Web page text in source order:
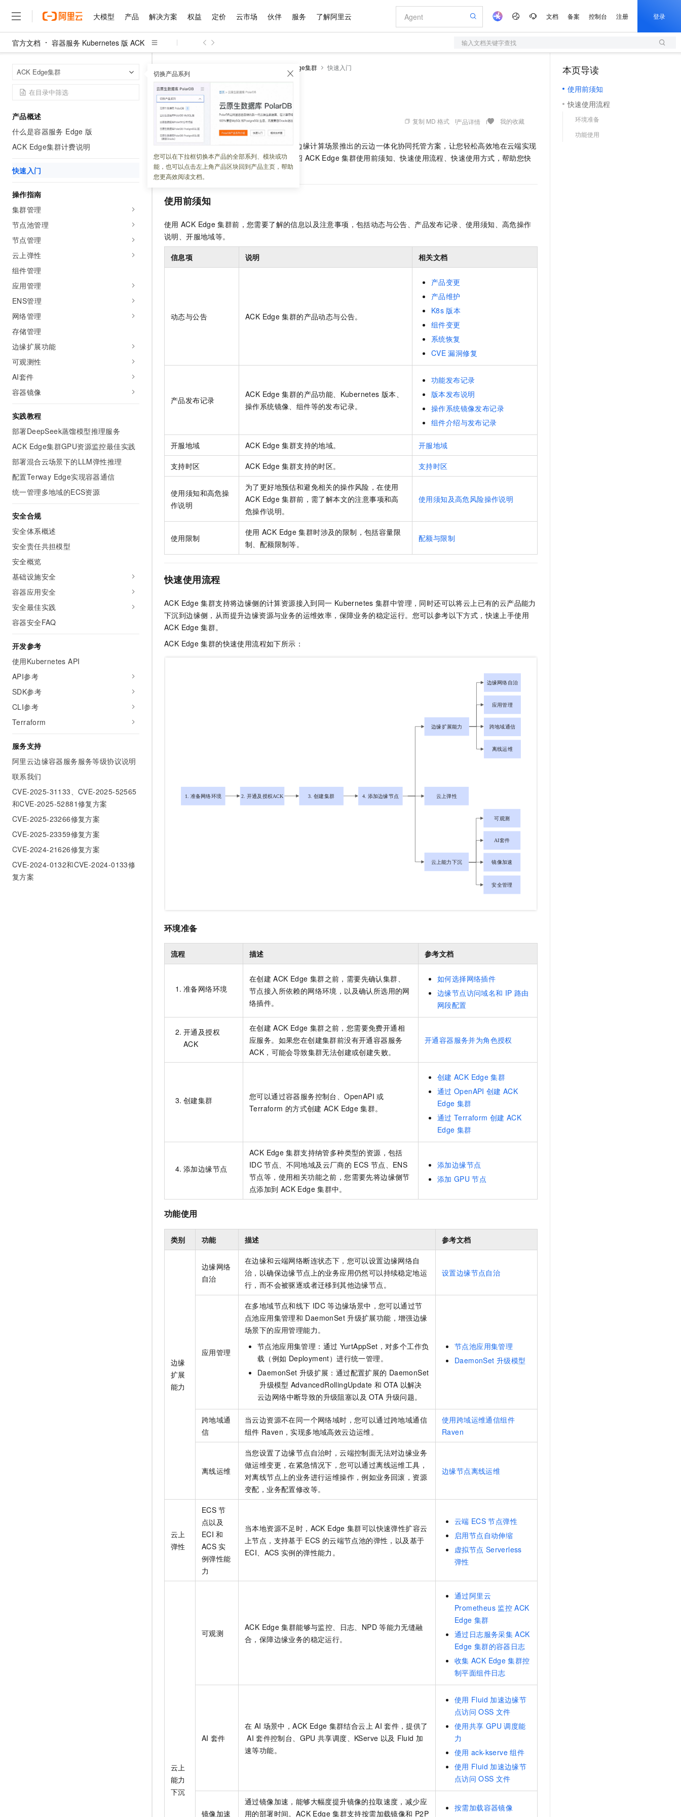
大模型 产品 解决方案 权益 定价 云市场 伙伴 服务 了解阿里云 文档 备案 控制台 注册 登录
官方文档 容器服务 Kubernetes 版 ACK 输入文档关键字查找
ACK Edge集群 切换产品系列
您可以在下拉框切换本产品的全部系列、模块或功
能，也可以点击左上角产品区块回到产品主页，帮助
您更高效阅读文档。
产品概述
什么是容器服务 Edge 版
ACK Edge集群计费说明
快速入门
操作指南
集群管理
节点池管理
节点管理
云上弹性
组件管理
应用管理
ENS管理
网络管理
存储管理
边缘扩展功能
可观测性
AI套件
容器镜像
实践教程
部署DeepSeek蒸馏模型推理服务
ACK Edge集群GPU资源监控最佳实践
部署混合云场景下的LLM弹性推理
配置Terway Edge实现容器通信
统一管理多地域的ECS资源
安全合规
安全体系概述
安全责任共担模型
安全概览
基础设施安全
容器应用安全
安全最佳实践
容器安全FAQ
开发参考
使用Kubernetes API
API参考
SDK参考
CLI参考
Terraform
服务支持
阿里云边缘容器服务服务等级协议说明
联系我们
CVE-2025-31133、CVE-2025-52565
和CVE-2025-52881修复方案
CVE-2025-23266修复方案
CVE-2025-23359修复方案
CVE-2024-21626修复方案
CVE-2024-0132和CVE-2024-0133修
复方案
ACK Edge集群 快速入门
快速入门
更新时间： 2025-02-25 01:44:51 复制 MD 格式 产品详情 我的收藏
是阿里云容器服务针对边缘计算场景推出的云边一体化协同托管方案，让您轻松高效地在云端实现
对边缘侧资源和应用的统一管理。本文介绍 ACK Edge 集群使用前须知、快速使用流程、快速使用方式，帮助您快
速上手。
使用前须知
使用 ACK Edge 集群前，您需要了解的信息以及注意事项，包括动态与公告、产品发布记录、使用须知、高危操作
说明、开服地域等。
信息项 说明 相关文档
动态与公告 ACK Edge 集群的产品动态与公告。
产品变更
产品维护
K8s 版本
组件变更
系统恢复
CVE 漏洞修复
产品发布记录
ACK Edge 集群的产品功能、Kubernetes 版本、
操作系统镜像、组件等的发布记录。
功能发布记录
版本发布说明
操作系统镜像发布记录
组件介绍与发布记录
开服地域 ACK Edge 集群支持的地域。 开服地域
支持时区 ACK Edge 集群支持的时区。 支持时区
使用须知和高危操
作说明
为了更好地预估和避免相关的操作风险，在使用
ACK Edge 集群前，需了解本文的注意事项和高
危操作说明。
使用须知及高危风险操作说明
使用限制
使用 ACK Edge 集群时涉及的限制，包括容量限
制、配额限制等。
配额与限制
快速使用流程
ACK Edge 集群支持将边缘侧的计算资源接入到同一 Kubernetes 集群中管理，同时还可以将云上已有的云产品能力
下沉到边缘侧，从而提升边缘资源与业务的运维效率，保障业务的稳定运行。您可以参考以下方式，快速上手使用
ACK Edge 集群。
ACK Edge 集群的快速使用流程如下所示：
环境准备
流程 描述 参考文档
准备网络环境
在创建 ACK Edge 集群之前，需要先确认集群、
节点接入所依赖的网络环境，以及确认所选用的网
络插件。
如何选择网络插件
边缘节点访问域名和 IP 路由
网段配置
开通及授权
ACK
在创建 ACK Edge 集群之前，您需要免费开通相
应服务。如果您在创建集群前没有开通容器服务
ACK，可能会导致集群无法创建或创建失败。
开通容器服务并为角色授权
创建集群 您可以通过容器服务控制台、OpenAPI 或
Terraform 的方式创建 ACK Edge 集群。
创建 ACK Edge 集群
通过 OpenAPI 创建 ACK
Edge 集群
通过 Terraform 创建 ACK
Edge 集群
添加边缘节点
ACK Edge 集群支持纳管多种类型的资源，包括
IDC 节点、不同地域及云厂商的 ECS 节点、ENS
节点等，使用相关功能之前，您需要先将边缘侧节
点添加到 ACK Edge 集群中。
添加边缘节点
添加 GPU 节点
功能使用
类别 功能 描述 参考文档
边缘
扩展
能力
边缘网络
自治
在边缘和云端网络断连状态下，您可以设置边缘网络自
治，以确保边缘节点上的业务应用仍然可以持续稳定地运
行，而不会被驱逐或者迁移到其他边缘节点。
设置边缘节点自治
应用管理
在多地域节点和线下 IDC 等边缘场景中，您可以通过节
点池应用集管理和 DaemonSet 升级扩展功能，增强边缘
场景下的应用管理能力。
节点池应用集管理：通过 YurtAppSet，对多个工作负
载（例如 Deployment）进行统一管理。
DaemonSet 升级扩展：通过配置扩展的 DaemonSet
升级模型 AdvancedRollingUpdate 和 OTA 以解决
云边网络中断导致的升级阻塞以及 OTA 升级问题。
节点池应用集管理
DaemonSet 升级模型
跨地域通
信
当云边资源不在同一个网络域时，您可以通过跨地域通信
组件 Raven，实现多地域高效云边运维。
使用跨域运维通信组件
Raven
离线运维
当您设置了边缘节点自治时，云端控制面无法对边缘业务
做运维变更，在紧急情况下，您可以通过离线运维工具，
对离线节点上的业务进行运维操作，例如业务回滚，资源
变配，业务配置修改等。
边缘节点离线运维
云上
弹性
ECS 节
点以及
ECI 和
ACS 实
例弹性能
力
当本地资源不足时， ACK Edge 集群可以快速弹性扩容云
上节点，支持基于 ECS 的云端节点池的弹性，以及基于
ECI、ACS 实例的弹性能力。
云端 ECS 节点弹性
启用节点自动伸缩
虚拟节点 Serverless
弹性
云上
能力
下沉
可观测
ACK Edge 集群能够与监控、日志、NPD 等能力无缝融
合，保障边缘业务的稳定运行。
通过阿里云
Prometheus 监控 ACK
Edge 集群
通过日志服务采集 ACK
Edge 集群的容器日志
收集 ACK Edge 集群控
制平面组件日志
AI 套件
在 AI 场景中，ACK Edge 集群结合云上 AI 套件，提供了
AI 套件控制台、GPU 共享调度、KServe 以及 Fluid 加
速等功能。
使用 Fluid 加速边缘节
点访问 OSS 文件
使用共享 GPU 调度能
力
使用 ack-kserve 组件
使用 Fluid 加速边缘节
点访问 OSS 文件
镜像加速
通过镜像加速，能够大幅度提升镜像的拉取速度，减少应
用的部署时间。 ACK Edge 集群支持按需加载镜像和 P2P
按需加载容器镜像
本页导读
使用前须知
快速使用流程
环境准备
功能使用
大模型
大模型
文本生成
Qwen3.8-Max HOT
智能体时代全能旗舰模型
能看、能想、能动手的多模态智能体模型
Qwen3-VL-Plus
视觉 Coding、空间感知、多模态思考等全面升级
Kimi-K3 NEW
Kimi 最新旗舰模型，长程编程与推理利器
GLM-5.2
1M上下文，专为长程任务能力而生
HappyHorse-1.1-T2V
Wan2.7-T2V
文戏情感细腻自然，动作戏激烈拳拳到肉，实现更强表演能力
语音识别与合成
大模型服务
新一代 AI 视频生成模型，深度适配广告营销等场景
AI 应用构建
AI Native 的算法工程平台，一站式完成建模、训练、推理服务部署
大模型原生应用
HOT
万有无界
秒悟
云端极速 AI 应用创作平台
大模型解决方案
在企业官网、通讯软件中为客户提供 AI 客服
多模态数据信息提取
产品
精选产品
人工智能与机器学习
容器
存储
安全
中间件
数据库
大数据计算
媒体服务
企业服务与云通信
域名与网站
终端用户计算
迁移与运维管理
专有云
精选产品
大模型服务平台百炼
大模型服务与应用平台
千问大模型
多元化、高性能、安全可靠的大模型服务
无影云电脑
随时随地安全接入的云上超级电脑
云解析DNS
云原生大数据计算服务 MaxCompute
域名与网站
对象存储 OSS
人工智能平台 PAI 大模型
一站式AI开发、训练和推理服务
Qoder CN
全托管，含MySQL、PostgreSQL、SQL Server、MariaDB多引擎
Qoder
面向真实软件的智能体编程平台
轻量应用服务器
数字证书管理服务（原SSL证书）
实现全站HTTPS，呈现可信的WEB访问
解决方案
精选解决方案
AI
大数据
现代化应用
安全
网络
可观测
上云与迁云
企业出海
政企业务
精选解决方案
千问办公，解锁你的工作新方式
企业级Agent产品，直接交付可用成果
Agency Agents：拥有专属领域专家
多领域专家智能体,一键组建 AI 虚拟交付团队
HappyHorse 打造一站式影视创作平台
快速拥有专属 OpenClaw
睿译宝，AI翻译排版一步到位
GLM-5.2：长任务时代开源旗舰模型
Hermes Agent，打造自进化智能体
自主进化，持久记忆，越用越聪明
Claude Code + GStack 打造工程团队
轻松解锁专属 DeepSeek-V4-Pro
5 分钟轻松部署专属 QwenPaw HOT
从聊天伙伴进化为能主动干活的本地数字员工
一句话生成原生可编辑精美 PPT 文稿
输入一句话想法, 轻松生成专业的 PPT
一键部署幻兽帕鲁游戏服务器
一键购买专属联机服务器，轻松开启游戏
漫剧工坊：一站式动画创作平台
权益 普惠上云
普惠上云 官方力荐
云服务器38元/年起，超值低价云产品抢先购
官方推荐返现计划
推荐新用户得奖励，单订单最高返9万
云工开物
高校专属算力普惠，学生认证享300元代金券
免费试用
解决方案免费试用 新老同享
AI 产品 免费试用
1亿+ 大模型 tokens 和 30+ 款产品免费体验
140+云产品 免费试用
AI 特惠
智启 AI 普惠权益
阿里云 OPC 创新助力计划
至高百万元 Token 补贴，加速一人公司成长
Token Plan 模型订阅计划 NEW
Qwen3.8-Max 首发尝鲜，限时加量 10 倍，夜间低至2折
千问办公，限时限量积分加倍
夜间 5 折，Qwen/Meoo/TokenPlan 客户专享
AI 场景体验
从图文生成到视频创作，一键激活电商全链路生产力
AI 广告创作
图文、视频一站生成，高效打造优质广告素材
AI智能应用，一键激活高效办公新体验
智能客服
自动承接线索、识别商机，让客服更高效、服务更出色。
AI 活动
AI 生产力先锋
先锋实践拓展 AI 生产力的边界
飞天发布时刻
所见，即是所愿
定价 产品定价
了解云产品的定价详情
云上成本管理
管理和优化成本
价格计算器
自助选配和估算价格
价格优势
推动算力普惠，释放技术红利
配置报价器
阿里云 OPC 创新助力计划
Token 补贴，五大权
益加速 OPC 成功
云市场 精选商城
网站建设
多端小程序
Salesforce 国际版订阅
友盟天域
观测云
Tuya 物联网平台阿里云版
电子合同
畅捷通
Tableau 订阅
AI空中课堂在线直播课堂（旗舰版）
行业生态解决方案
数据与 API
数据集
身份实名认证
短信
OCR 文字识别
发票查验
天气预报查询
财税管理
基础软件
JAVA
Ubuntu
SUSE
建站小程序
模板建站
定制建站
定制小程序
APP 开发
专业服务
伙伴 成为销售伙伴
分销伙伴
咨询伙伴
销售伙伴合作计划
Salesforce On Alibaba Cloud
Consulting Partner 合作计划
成为产品伙伴
产品生态集成认证中心
产品生态伙伴工作台
产品伙伴合作计划
云网络合作计划
服务生态伙伴
服务伙伴合作计划
Al MaaS 服务伙伴赋能合作
伙伴信用分合作计划
更多支持
服务 售前咨询
在线服务
售后服务
自助服务
工单服务
短信专区
企业增值服务
企业支持计划
企业增值服务台
企业成长
服务实践
阿里云认证
信息公告
官网公告
开发者社区
了解阿里云 为什么选择阿里云
什么是云计算
技术领先
稳定可靠
安全合规
分析师报告
研究报告与白皮书
天池大赛
AI 算法大赛
云开发大赛
入门学习赛
最佳实践
云上春晚
云栖战略参考
云上的中国
看见新力量
金融模力时刻
客户案例
市场活动
魔搭 ModelScope
加入我们